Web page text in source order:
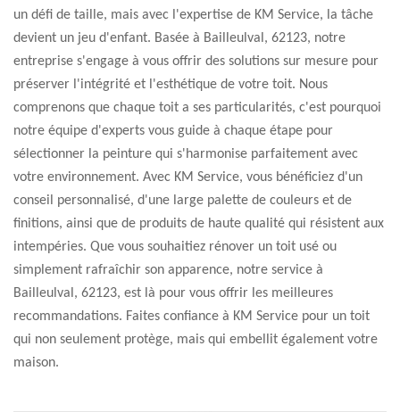
un défi de taille, mais avec l'expertise de KM Service, la tâche
devient un jeu d'enfant. Basée à Bailleulval, 62123, notre
entreprise s'engage à vous offrir des solutions sur mesure pour
préserver l'intégrité et l'esthétique de votre toit. Nous
comprenons que chaque toit a ses particularités, c'est pourquoi
notre équipe d'experts vous guide à chaque étape pour
sélectionner la peinture qui s'harmonise parfaitement avec
votre environnement. Avec KM Service, vous bénéficiez d'un
conseil personnalisé, d'une large palette de couleurs et de
finitions, ainsi que de produits de haute qualité qui résistent aux
intempéries. Que vous souhaitiez rénover un toit usé ou
simplement rafraîchir son apparence, notre service à
Bailleulval, 62123, est là pour vous offrir les meilleures
recommandations. Faites confiance à KM Service pour un toit
qui non seulement protège, mais qui embellit également votre
maison.